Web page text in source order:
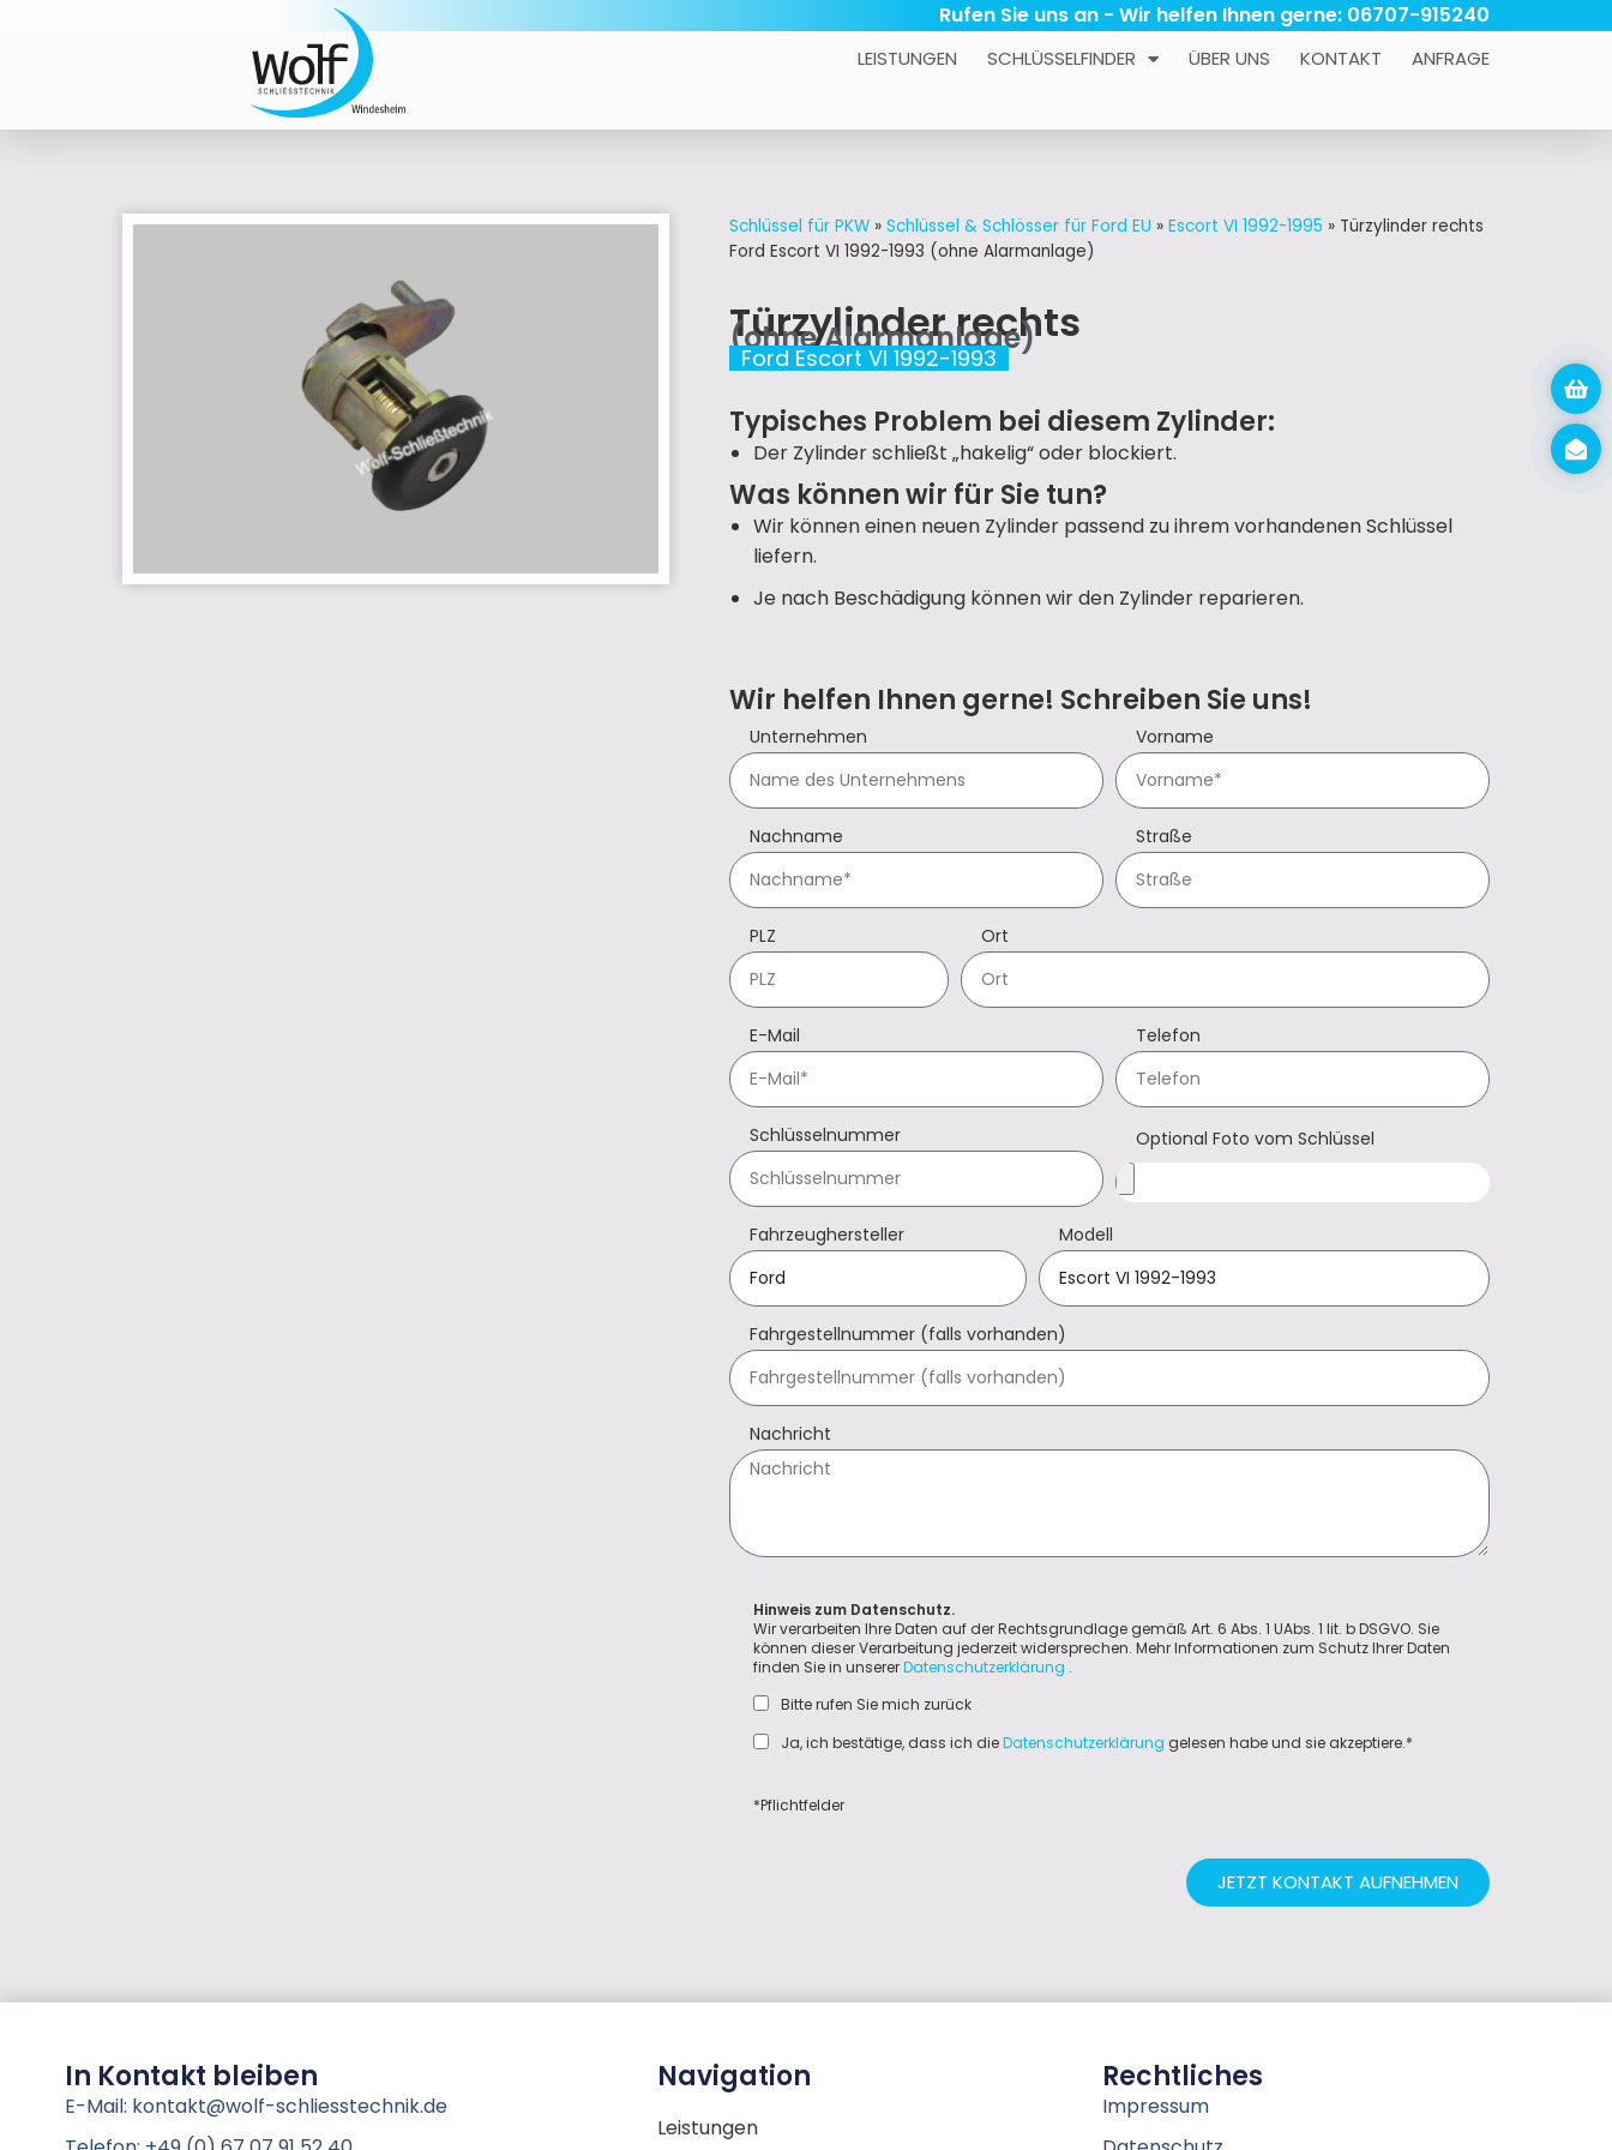
Rufen Sie uns an - Wir helfen Ihnen gerne: 06707-915240
LEISTUNGEN SCHLÜSSELFINDER ÜBER UNS KONTAKT ANFRAGE
Schlüssel für PKW » Schlüssel & Schlösser für Ford EU » Escort VI 1992-1995 » Türzylinder rechts
Ford Escort VI 1992-1993 (ohne Alarmanlage)
Türzylinder rechts
(ohne Alarmanlage)
Ford Escort VI 1992-1993
Typisches Problem bei diesem Zylinder:
Der Zylinder schließt „hakelig“ oder blockiert.
Was können wir für Sie tun?
Wir können einen neuen Zylinder passend zu ihrem vorhandenen Schlüssel
liefern.
Je nach Beschädigung können wir den Zylinder reparieren.
Wir helfen Ihnen gerne! Schreiben Sie uns!
Unternehmen Vorname
Nachname Straße
PLZ Ort
E-Mail Telefon
Schlüsselnummer Optional Foto vom Schlüssel
Fahrzeughersteller Modell
Fahrgestellnummer (falls vorhanden)
Nachricht
Hinweis zum Datenschutz.
Wir verarbeiten Ihre Daten auf der Rechtsgrundlage gemäß Art. 6 Abs. 1 UAbs. 1 lit. b DSGVO. Sie
können dieser Verarbeitung jederzeit widersprechen. Mehr Informationen zum Schutz Ihrer Daten
finden Sie in unsererDatenschutzerklärung .
Bitte rufen Sie mich zurück
Ja, ich bestätige, dass ich dieDatenschutzerklärung gelesen habe und sie akzeptiere.*
*Pflichtfelder
JETZT KONTAKT AUFNEHMEN
In Kontakt bleiben
E-Mail: kontakt@wolf-schliesstechnik.de
Navigation
Leistungen
Rechtliches
Impressum